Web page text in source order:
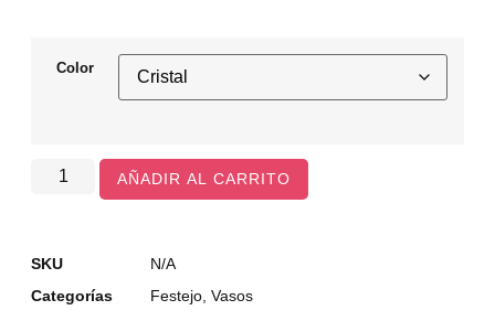
Color
AÑADIR AL CARRITO
SKU
N/A
Categorías
Festejo Vasos